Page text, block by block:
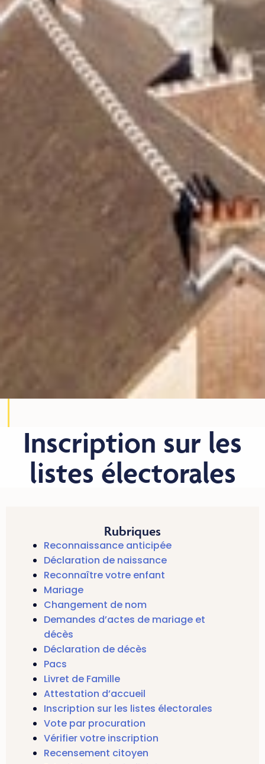
Inscription sur les
listes électorales
Rubriques
Reconnaissance anticipée
Déclaration de naissance
Reconnaître votre enfant
Mariage
Changement de nom
Demandes d’actes de mariage et
décès
Déclaration de décès
Pacs
Livret de Famille
Attestation d’accueil
Inscription sur les listes électorales
Vote par procuration
Vérifier votre inscription
Recensement citoyen